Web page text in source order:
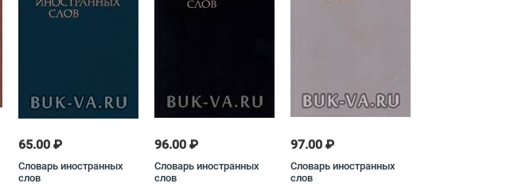
65.00 ₽
Словарь иностранных
слов
96.00 ₽
Словарь иностранных
слов
97.00 ₽
Словарь иностранных
слов